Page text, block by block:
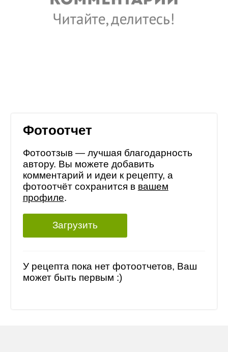
Фотоотчет
Фотоотзыв — лучшая благодарность
автору. Вы можете добавить
комментарий и идеи к рецепту, а
фотоотчёт сохранится в вашем
профиле.
Загрузить
У рецепта пока нет фотоотчетов, Ваш
может быть первым :)